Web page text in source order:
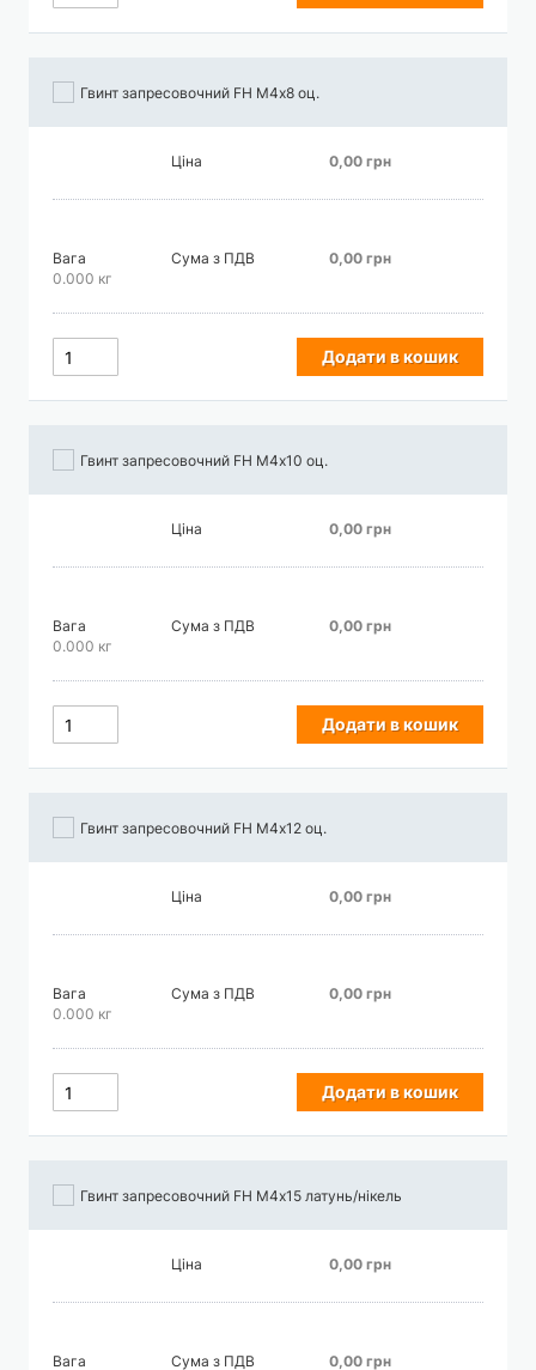
Гвинт запресовочний FH М4х8 оц.
Ціна 0,00 грн
Вага
0.000 кг
Сума з ПДВ 0,00 грн
Додати в кошик
Гвинт запресовочний FH М4х10 оц.
Ціна 0,00 грн
Вага
0.000 кг
Сума з ПДВ 0,00 грн
Додати в кошик
Гвинт запресовочний FH М4х12 оц.
Ціна 0,00 грн
Вага
0.000 кг
Сума з ПДВ 0,00 грн
Додати в кошик
Гвинт запресовочний FH М4х15 латунь/нікель
Ціна 0,00 грн
Вага Сума з ПДВ 0,00 грн